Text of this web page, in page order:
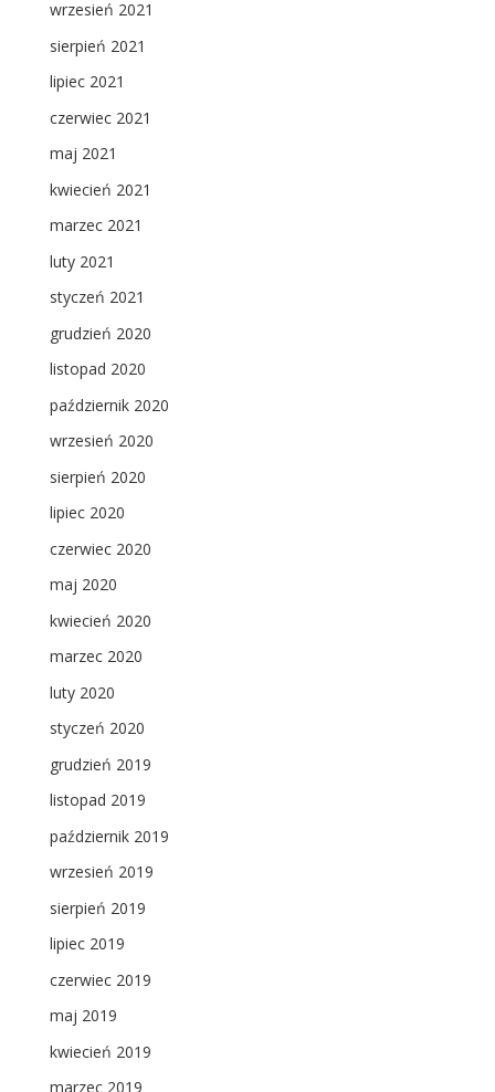
wrzesień 2021
sierpień 2021
lipiec 2021
czerwiec 2021
maj 2021
kwiecień 2021
marzec 2021
luty 2021
styczeń 2021
grudzień 2020
listopad 2020
październik 2020
wrzesień 2020
sierpień 2020
lipiec 2020
czerwiec 2020
maj 2020
kwiecień 2020
marzec 2020
luty 2020
styczeń 2020
grudzień 2019
listopad 2019
październik 2019
wrzesień 2019
sierpień 2019
lipiec 2019
czerwiec 2019
maj 2019
kwiecień 2019
marzec 2019